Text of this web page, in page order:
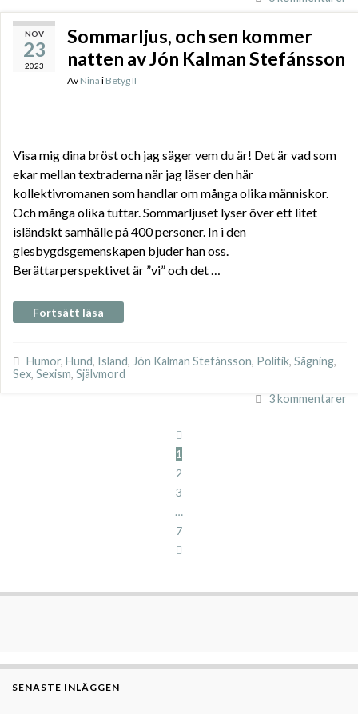
NOV
23
2023
Sommarljus, och sen kommer
natten av Jón Kalman Stefánsson
Av Nina i Betyg II
Visa mig dina bröst och jag säger vem du är! Det är vad som
ekar mellan textraderna när jag läser den här
kollektivromanen som handlar om många olika människor.
Och många olika tuttar. Sommarljuset lyser över ett litet
isländskt samhälle på 400 personer. In i den
glesbygdsgemenskapen bjuder han oss.
Berättarperspektivet är ”vi” och det …
Fortsätt läsa
Humor, Hund, Island, Jón Kalman Stefánsson, Politik, Sågning,
Sex, Sexism, Självmord
3 kommentarer
1
2
3
…
7
SENASTE INLÄGGEN